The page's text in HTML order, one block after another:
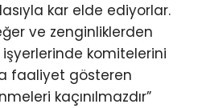
kar elde ediyorlar.
ve zenginliklerden
işyerlerinde komitelerini
faaliyet gösteren
kaçınılmazdır”